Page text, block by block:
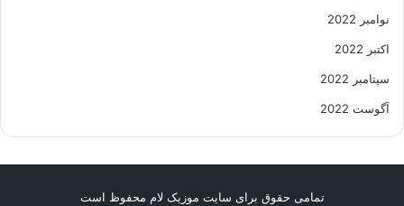
نوامبر 2022
اکتبر 2022
سپتامبر 2022
آگوست 2022
تمامی حقوق برای سایت موزیک لام محفوظ است